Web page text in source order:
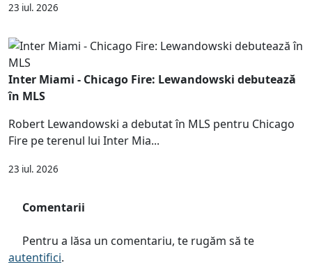
23 iul. 2026
Inter Miami - Chicago Fire: Lewandowski debutează
în MLS
Robert Lewandowski a debutat în MLS pentru Chicago
Fire pe terenul lui Inter Mia...
23 iul. 2026
Comentarii
Pentru a lăsa un comentariu, te rugăm să te
autentifici.